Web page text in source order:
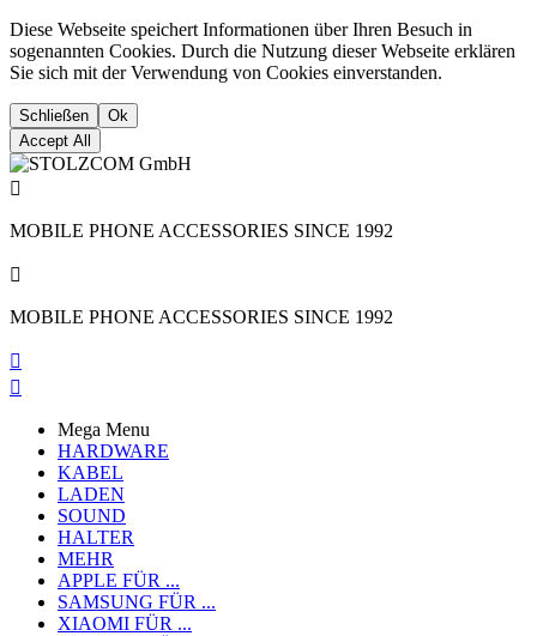
Diese Webseite speichert Informationen über Ihren Besuch in
sogenannten Cookies. Durch die Nutzung dieser Webseite erklären
Sie sich mit der Verwendung von Cookies einverstanden.
Schließen
Ok
Accept All

MOBILE PHONE ACCESSORIES SINCE 1992

MOBILE PHONE ACCESSORIES SINCE 1992


Mega Menu
HARDWARE
KABEL
LADEN
SOUND
HALTER
MEHR
APPLE FÜR ...
SAMSUNG FÜR ...
XIAOMI FÜR ...